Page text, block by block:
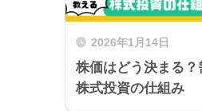
2026年1月14日
株価はどう決まる
株式投資の仕組み